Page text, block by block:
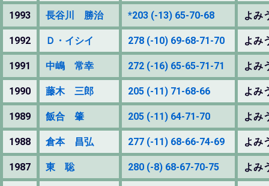
1993 長谷川 勝治 *203 (-13) 65-70-68 よみ
1992 Ｄ・イシイ 278 (-10) 69-68-71-70 よみ
1991 中嶋 常幸 272 (-16) 65-65-71-71 よみ
1990 藤木 三郎 205 (-11) 71-68-66 よみ
1989 飯合 肇 205 (-11) 64-71-70 よみ
1988 倉本 昌弘 277 (-11) 68-66-74-69 よみ
1987 東 聡 280 (-8) 68-67-70-75 よみ